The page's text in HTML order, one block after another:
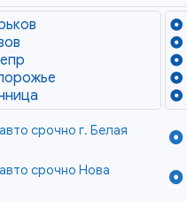
срочно г. Белая
срочно Нова